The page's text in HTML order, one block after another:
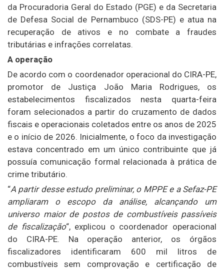
da Procuradoria Geral do Estado (PGE) e da Secretaria
de Defesa Social de Pernambuco (SDS-PE) e atua na
recuperação de ativos e no combate a fraudes
tributárias e infrações correlatas.
A operação
De acordo com o coordenador operacional do CIRA-PE,
promotor de Justiça João Maria Rodrigues, os
estabelecimentos fiscalizados nesta quarta-feira
foram selecionados a partir do cruzamento de dados
fiscais e operacionais coletados entre os anos de 2025
e o início de 2026. Inicialmente, o foco da investigação
estava concentrado em um único contribuinte que já
possuía comunicação formal relacionada à prática de
crime tributário.
“A partir desse estudo preliminar, o MPPE e a Sefaz-PE
ampliaram o escopo da análise, alcançando um
universo maior de postos de combustíveis passíveis
de fiscalização“, explicou o coordenador operacional
do CIRA-PE. Na operação anterior, os órgãos
fiscalizadores identificaram 600 mil litros de
combustíveis sem comprovação e certificação de